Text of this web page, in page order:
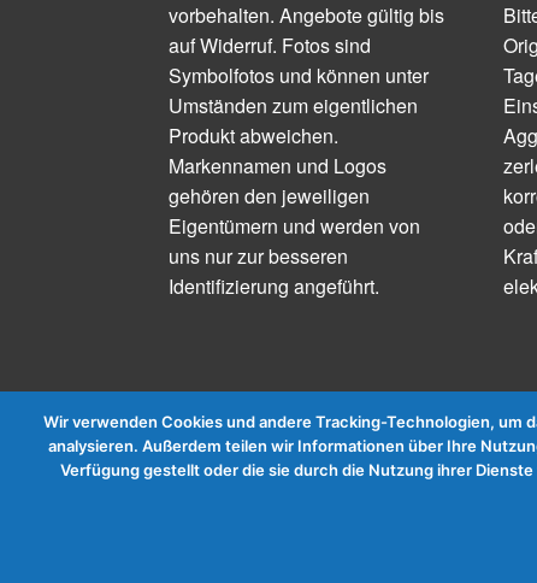
vorbehalten. Angebote gültig bis
auf Widerruf. Fotos sind
Symbolfotos und können unter
Umständen zum eigentlichen
Produkt abweichen.
Markennamen und Logos
gehören den jeweiligen
Eigentümern und werden von
uns nur zur besseren
Identifizierung angeführt.
Wir verwenden Cookies und andere Tracking-Technologien, um
analysieren. Außerdem teilen wir Informationen über Ihre
Verfügung gestellt oder die sie durch die Nutzung ihrer